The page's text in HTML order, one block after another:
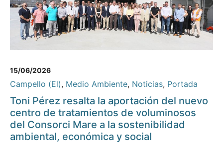
15/06/2026
Campello (El), Medio Ambiente, Noticias, Portada
Toni Pérez resalta la aportación del nuevo
centro de tratamientos de voluminosos
del Consorci Mare a la sostenibilidad
ambiental, económica y social